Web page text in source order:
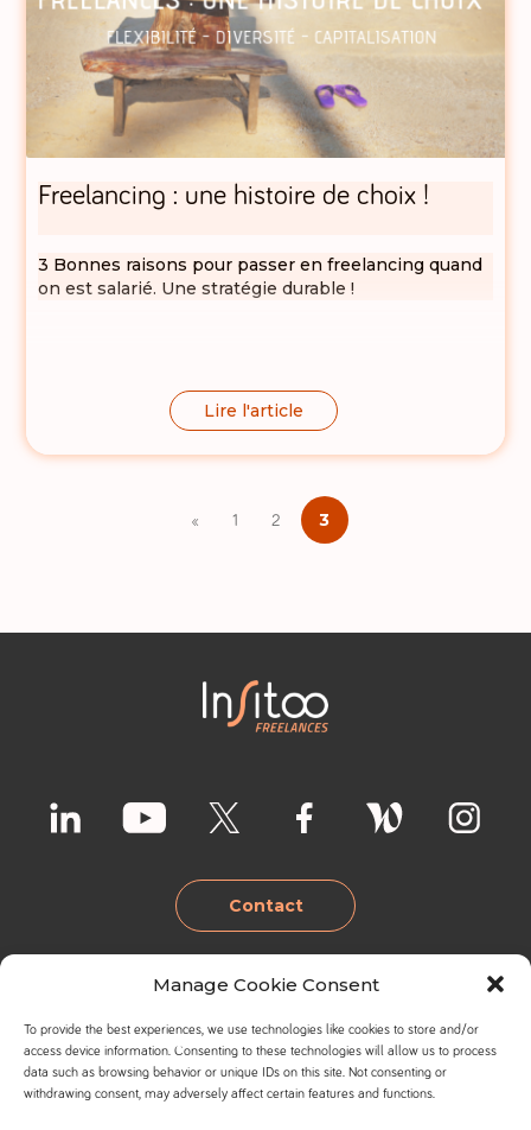
Manage Cookie Consent
To provide the best experiences, we use technologies like cookies to store and/or
access device information. Consenting to these technologies will allow us to process
data such as browsing behavior or unique IDs on this site. Not consenting or
withdrawing consent, may adversely affect certain features and functions.
Freelancing : une histoire de choix !
3 Bonnes raisons pour passer en freelancing quand
on est salarié. Une stratégie durable !
Lire l'article
« 1 2 3
Contact
+33 3 20 27 34 55
Parc de la Côte
Joire
Lyon
+33 6 37 49 03 66
Espace de
Coworking
Bruxelles Valence